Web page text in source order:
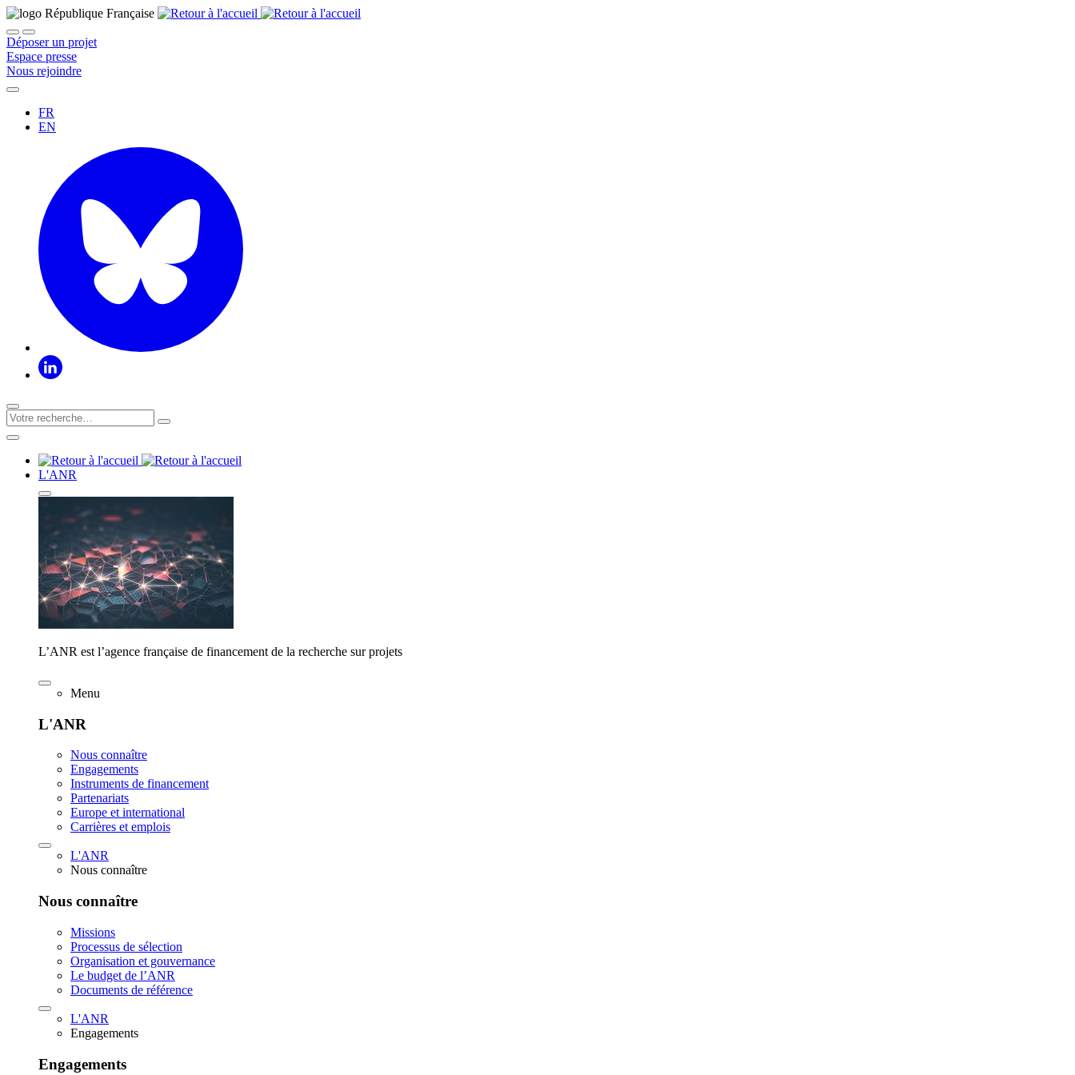
Déposer un projet
Espace presse
Nous rejoindre
FR
EN
L'ANR
L’ANR est l’agence française de financement de la recherche sur projets
Menu
L'ANR
Nous connaître
Engagements
Instruments de financement
Partenariats
Europe et international
Carrières et emplois
L'ANR
Nous connaître
Nous connaître
Missions
Processus de sélection
Organisation et gouvernance
Le budget de l’ANR
Documents de référence
L'ANR
Engagements
Engagements